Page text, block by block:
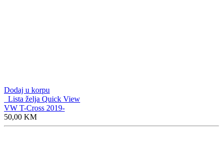
Dodaj u korpu
Lista želja Quick View
VW T-Cross 2019-
50,00 KM